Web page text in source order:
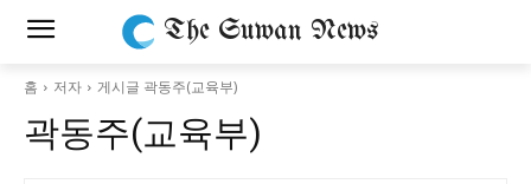
The Suwan News
홈 저자 게시글 곽동주(교육부)
곽동주(교육부)